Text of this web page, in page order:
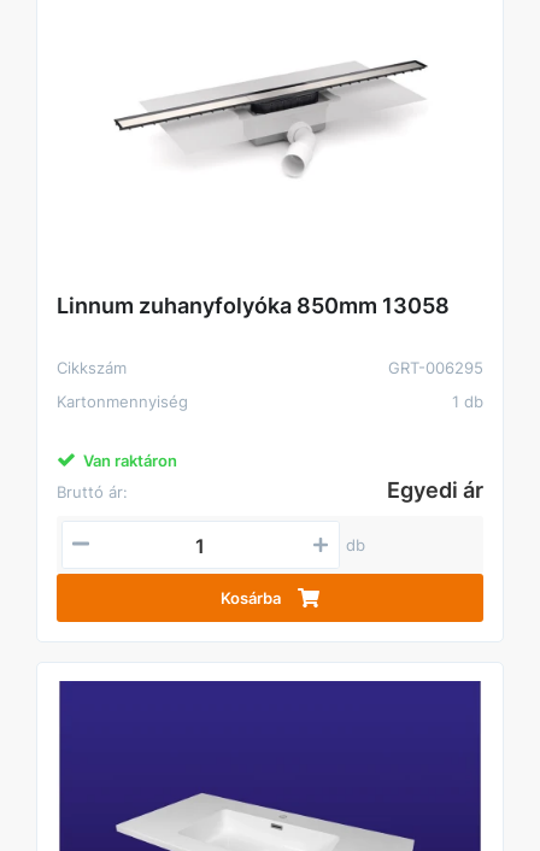
Linnum zuhanyfolyóka 850mm 13058
Cikkszám
GRT-006295
Kartonmennyiség
1 db
Van raktáron
Bruttó ár:
Egyedi ár
db
Kosárba